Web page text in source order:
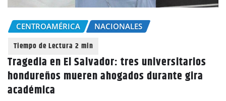
CENTROAMÉRICA NACIONALES
Tragedia en El Salvador: tres universitarios
hondureños mueren ahogados durante gira
académica